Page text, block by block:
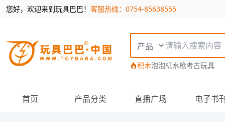
您好，欢迎来到玩具巴巴！ 客服热线：0754-85638555
搜索类型
积木泡泡机水枪考古玩具
首页 产品分类 直播广场 电子书